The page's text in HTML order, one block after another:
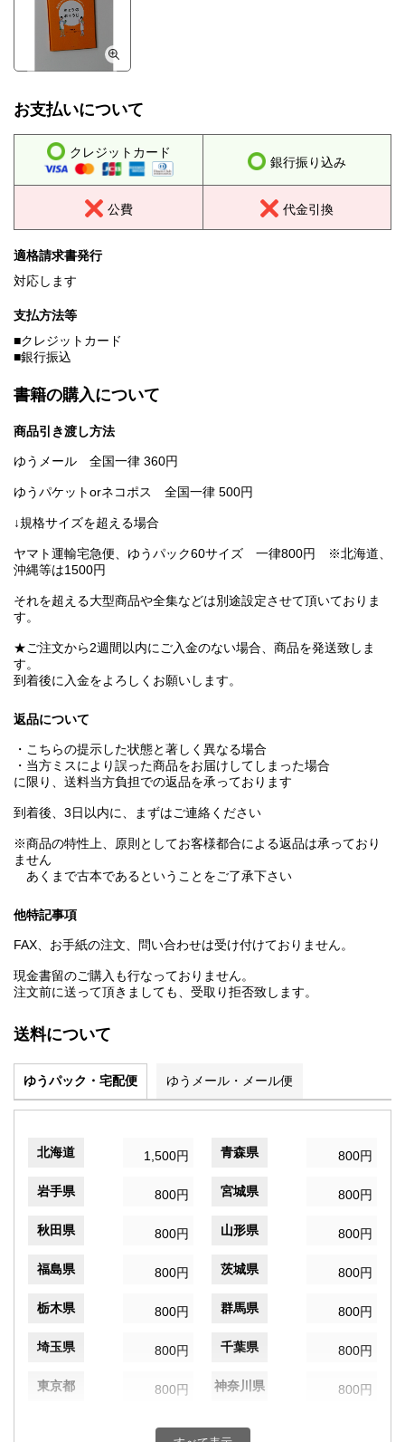
お支払いについて
クレジットカード
銀行振り込み
公費 代金引換
適格請求書発行
対応します
支払方法等
■クレジットカード
■銀行振込
書籍の購入について
商品引き渡し方法
ゆうメール 全国一律 360円
ゆうパケットorネコポス 全国一律 500円
↓規格サイズを超える場合
ヤマト運輸宅急便、ゆうパック60サイズ 一律800円 ※北海道、
沖縄等は1500円
それを超える大型商品や全集などは別途設定させて頂いておりま
す。
★ご注文から2週間以内にご入金のない場合、商品を発送致しま
す。
到着後に入金をよろしくお願いします。
返品について
・こちらの提示した状態と著しく異なる場合
・当方ミスにより誤った商品をお届けしてしまった場合
に限り、送料当方負担での返品を承っております
到着後、3日以内に、まずはご連絡ください
※商品の特性上、原則としてお客様都合による返品は承っており
ません
あくまで古本であるということをご了承下さい
他特記事項
FAX、お手紙の注文、問い合わせは受け付けておりません。
現金書留のご購入も行なっておりません。
注文前に送って頂きましても、受取り拒否致します。
送料について
ゆうパック・宅配便 ゆうメール・メール便
北海道 1,500円 青森県 800円
岩手県 800円 宮城県 800円
秋田県 800円 山形県 800円
福島県 800円 茨城県 800円
栃木県 800円 群馬県 800円
埼玉県 800円 千葉県 800円
東京都 800円 神奈川県 800円
800円 富山県